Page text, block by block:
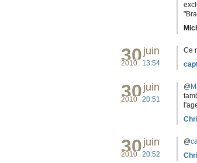
30 juin
2010 13:54
Ce
30 juin
2010 20:51
@
30 juin
2010 20:52
@